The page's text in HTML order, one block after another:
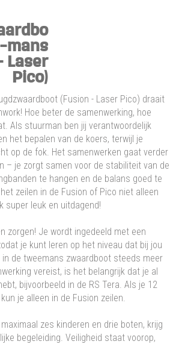
mans
Laser
Pico)
(Fusion - Laser Pico) draait
Hoe beter de samenwerking, hoe
Als stuurman ben jij verantwoordelijk
het bepalen van de koers, terwijl je
op de fok. Het samenwerken gaat verder
– je zorgt samen voor de stabiliteit van de
te hangen en de balans goed te
zeilen in de Fusion of Pico niet alleen
super leuk en uitdagend!
zorgen! Je wordt ingedeeld met een
je kunt leren op het niveau dat bij jou
in de tweemans zwaardboot steeds meer
vereist, is het belangrijk dat je al
bijvoorbeeld in de RS Tera. Als je 12
je alleen in de Fusion zeilen.
zes kinderen en drie boten, krijg
begeleiding. Veiligheid staat voorop,